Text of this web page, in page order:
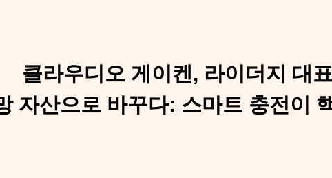
클라우디오 게이켄, 라이더지 대
자산으로 바꾸다: 스마트 충전이